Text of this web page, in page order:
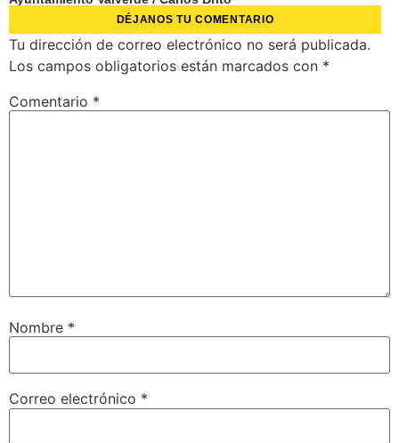
DÉJANOS TU COMENTARIO
Tu dirección de correo electrónico no será publicada.
Los campos obligatorios están marcados con *
Comentario *
Nombre *
Correo electrónico *